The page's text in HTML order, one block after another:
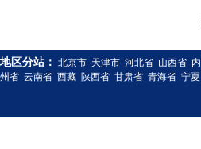
地区分站： 北京市 天津市 河北省 山西省
州省 云南省 西藏 陕西省 甘肃省 青海省 宁夏